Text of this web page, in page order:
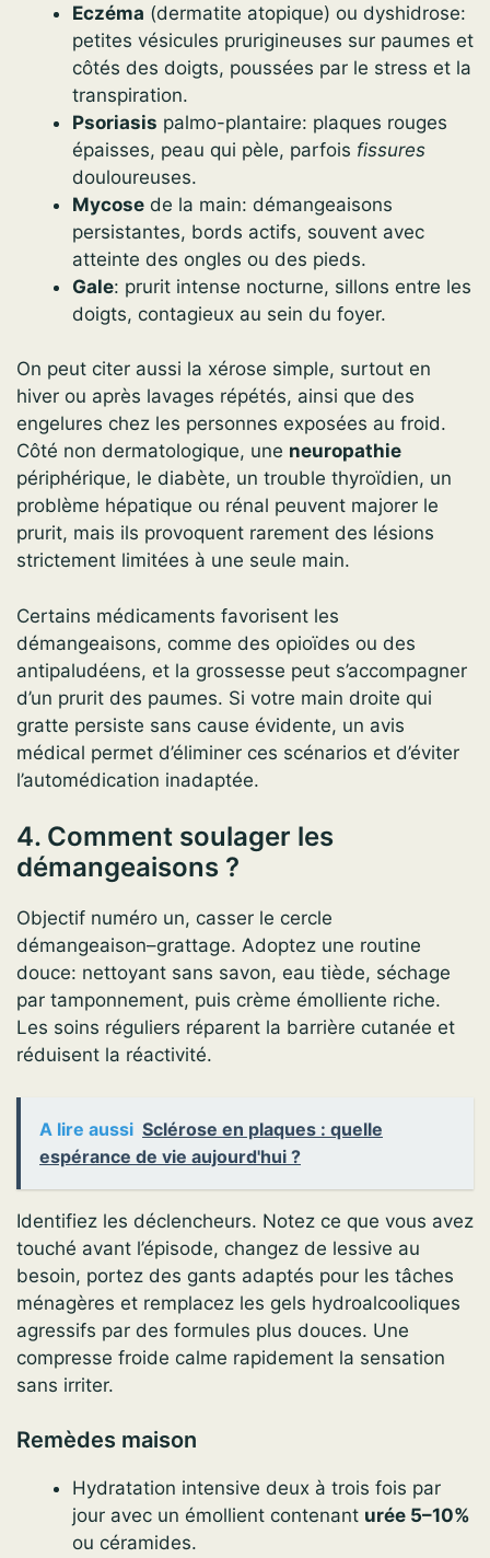
Eczéma (dermatite atopique) ou dyshidrose:
petites vésicules prurigineuses sur paumes et
côtés des doigts, poussées par le stress et la
transpiration.
Psoriasis palmo-plantaire: plaques rouges
épaisses, peau qui pèle, parfois fissures
douloureuses.
Mycose de la main: démangeaisons
persistantes, bords actifs, souvent avec
atteinte des ongles ou des pieds.
Gale: prurit intense nocturne, sillons entre les
doigts, contagieux au sein du foyer.
On peut citer aussi la xérose simple, surtout en
hiver ou après lavages répétés, ainsi que des
engelures chez les personnes exposées au froid.
Côté non dermatologique, une neuropathie
périphérique, le diabète, un trouble thyroïdien, un
problème hépatique ou rénal peuvent majorer le
prurit, mais ils provoquent rarement des lésions
strictement limitées à une seule main.
Certains médicaments favorisent les
démangeaisons, comme des opioïdes ou des
antipaludéens, et la grossesse peut s’accompagner
d’un prurit des paumes. Si votre main droite qui
gratte persiste sans cause évidente, un avis
médical permet d’éliminer ces scénarios et d’éviter
l’automédication inadaptée.
4. Comment soulager les
démangeaisons ?
Objectif numéro un, casser le cercle
démangeaison–grattage. Adoptez une routine
douce: nettoyant sans savon, eau tiède, séchage
par tamponnement, puis crème émolliente riche.
Les soins réguliers réparent la barrière cutanée et
réduisent la réactivité.
A lire aussi Sclérose en plaques : quelle
espérance de vie aujourd'hui ?
Identifiez les déclencheurs. Notez ce que vous avez
touché avant l’épisode, changez de lessive au
besoin, portez des gants adaptés pour les tâches
ménagères et remplacez les gels hydroalcooliques
agressifs par des formules plus douces. Une
compresse froide calme rapidement la sensation
sans irriter.
Remèdes maison
Hydratation intensive deux à trois fois par
jour avec un émollient contenant urée 5–10%
ou céramides.